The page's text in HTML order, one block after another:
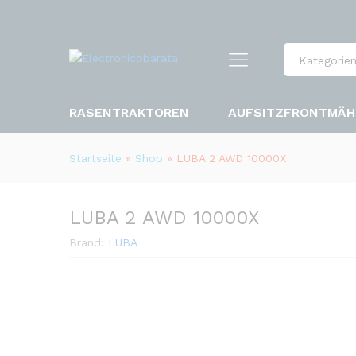
Kategorien
RASENTRAKTOREN
Startseite » Shop » LUBA 2 AWD 10000X
LUBA 2 AWD 10000X
Brand: LUBA